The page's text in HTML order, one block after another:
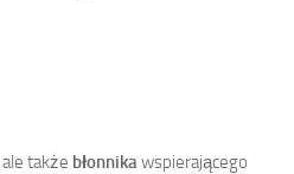
także błonnika wspierającego